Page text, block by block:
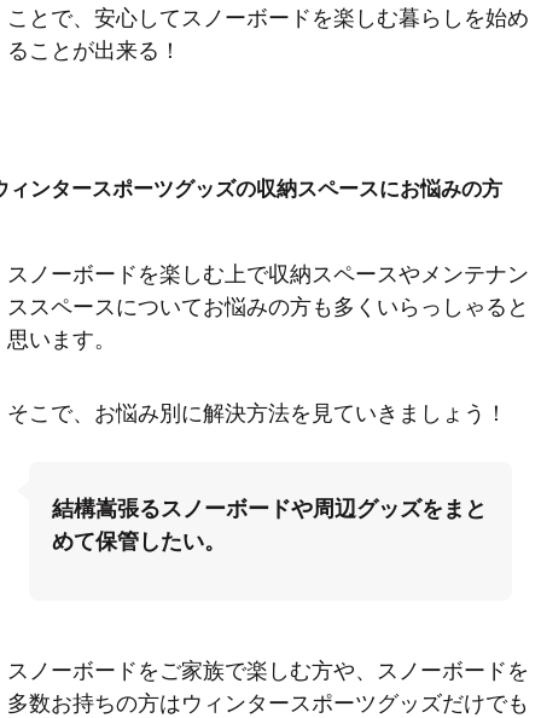
ことで、安心してスノーボードを楽しむ暮らしを始め
ることが出来る！
ィンタースポーツグッズの収納スペースにお悩みの方
スノーボードを楽しむ上で収納スペースやメンテナン
ススペースについてお悩みの方も多くいらっしゃると
思います。
そこで、お悩み別に解決方法を見ていきましょう！
結構嵩張るスノーボードや周辺グッズをまと
めて保管したい。
スノーボードをご家族で楽しむ方や、スノーボードを
多数お持ちの方はウィンタースポーツグッズだけでも